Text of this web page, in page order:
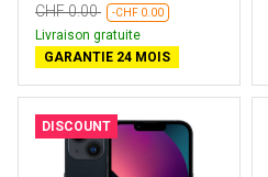
CHF 0.00 -CHF 0.00
Livraison gratuite
GARANTIE 24 MOIS
DISCOUNT